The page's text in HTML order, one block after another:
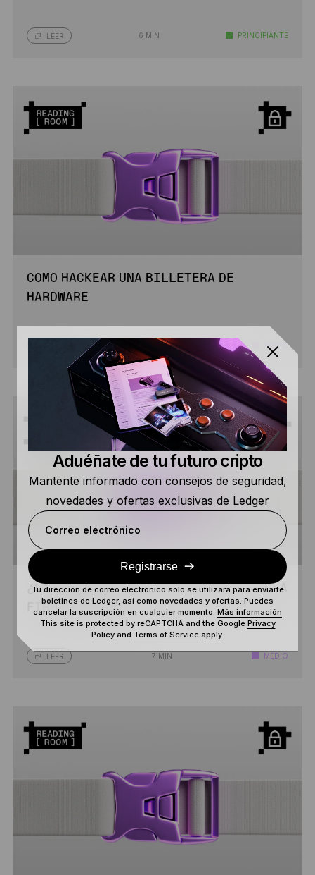
LEER 6 MIN PRINCIPIANTE
COMO HACKEAR UNA BILLETERA DE
HARDWARE
6 MIN MEDIO
¿LA MAYOR DEBILIDAD DE LAS CRIPTO? LA
FIRMA A CIEGAS
LEER 7 MIN MEDIO
Aduéñate de tu futuro cripto
Mantente informado con consejos de seguridad,
novedades y ofertas exclusivas de Ledger
Correo electrónico
Registrarse
Tu dirección de correo electrónico sólo se utilizará para enviarte
boletines de Ledger, así como novedades y ofertas. Puedes
cancelar la suscripción en cualquier momento. Más información
This site is protected by reCAPTCHA and the Google Privacy
Policyand Terms of Serviceapply.